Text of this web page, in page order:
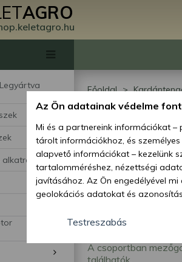
AGRO
alkatrészei
Főoldal
A csoportban
találhatók.
Az Ön adatainak védelme
Mi és a partnereink információkat
tárolt információkhoz, és
alapvető információkat – kezelünk
tartalomméréshez, nézettségi
javításához. Az Ön engedélyével
geolokációs adatokat és
hozzájárulhat ahhoz, hogy mi és
lehetőségként a hozzájárulás
megváltoztathatja beállításait.
feltétlenül szükséges az Ön
Testreszabás